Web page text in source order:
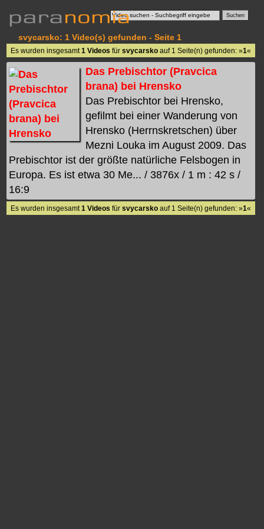
svycarsko: 1 Video(s) gefunden - Seite 1
Es wurden insgesamt 1 Videos für svycarskoauf 1 Seite(n) gefunden: »1«
Das Prebischtor (Pravcica
brana) bei Hrensko
Das Prebischtor bei Hrensko,
gefilmt bei einer Wanderung von
Hrensko (Herrnskretschen) über
Mezni Louka im August 2009. Das
Prebischtor ist der größte natürliche Felsbogen in
Europa. Es ist etwa 30 Me... / 3876x / 1 m : 42 s /
16:9
Es wurden insgesamt 1 Videos für svycarskoauf 1 Seite(n) gefunden: »1«